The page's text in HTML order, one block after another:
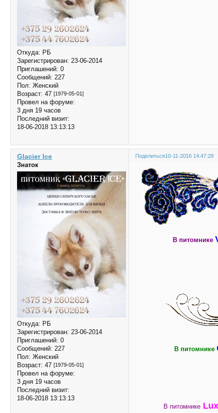
Откуда: РБ
Зарегистрирован: 23-06-2014
Приглашений: 0
Сообщений: 227
Пол: Женский
Возраст: 47 [1979-05-01]
Провел на форуме:
3 дня 19 часов
Последний визит:
18-06-2018 13:13:13
Поделиться10-11-2016 14:47:28
Glacier Ice
Знаток
Откуда: РБ
Зарегистрирован: 23-06-2014
Приглашений: 0
Сообщений: 227
Пол: Женский
Возраст: 47 [1979-05-01]
Провел на форуме:
3 дня 19 часов
Последний визит:
18-06-2018 13:13:13
В питомнике
В питомнике
В питомнике